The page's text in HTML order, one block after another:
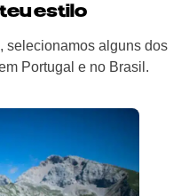
estilo
selecionamos alguns dos
Portugal e no Brasil.